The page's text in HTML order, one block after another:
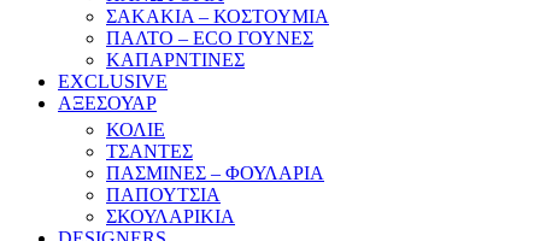
ΣΑΚΑΚΙΑ – ΚΟΣΤΟΥΜΙΑ
ΠΑΛΤΟ – ECO ΓΟΥΝΕΣ
ΚΑΠΑΡΝΤΙΝΕΣ
EXCLUSIVE
ΑΞΕΣΟΥΑΡ
ΚΟΛΙΕ
ΤΣΑΝΤΕΣ
ΠΑΣΜΙΝΕΣ – ΦΟΥΛΑΡΙΑ
ΠΑΠΟΥΤΣΙΑ
ΣΚΟΥΛΑΡΙΚΙΑ